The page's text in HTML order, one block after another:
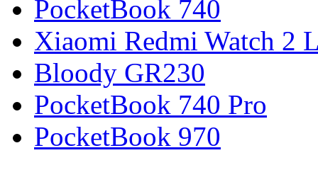
PocketBook 740
Xiaomi Redmi Watch 2
Bloody GR230
PocketBook 740 Pro
PocketBook 970